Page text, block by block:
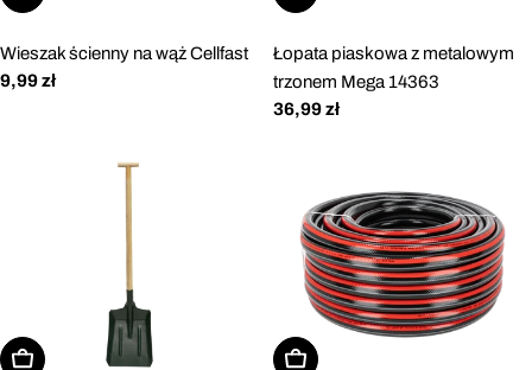
Wieszak ścienny na wąż Cellfast
Cena
9,99 zł
Łopata piaskowa z metalowym
trzonem Mega 14363
Cena
36,99 zł
Dodaj do koszyka Dodaj do koszyka